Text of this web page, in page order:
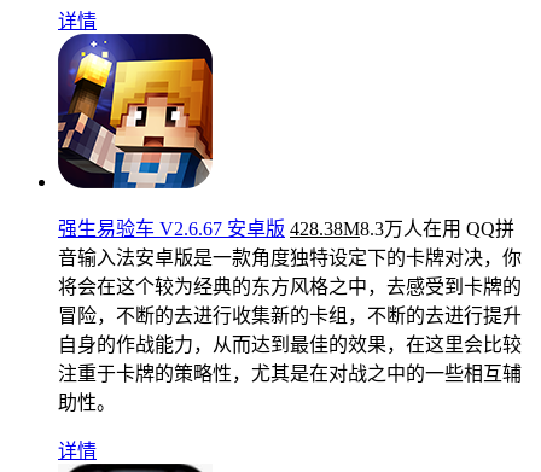
详情
强生易验车 V2.6.67 安卓版 428.38M8.3万人在用 QQ拼
音输入法安卓版是一款角度独特设定下的卡牌对决，你
将会在这个较为经典的东方风格之中，去感受到卡牌的
冒险，不断的去进行收集新的卡组，不断的去进行提升
自身的作战能力，从而达到最佳的效果，在这里会比较
注重于卡牌的策略性，尤其是在对战之中的一些相互辅
助性。
详情